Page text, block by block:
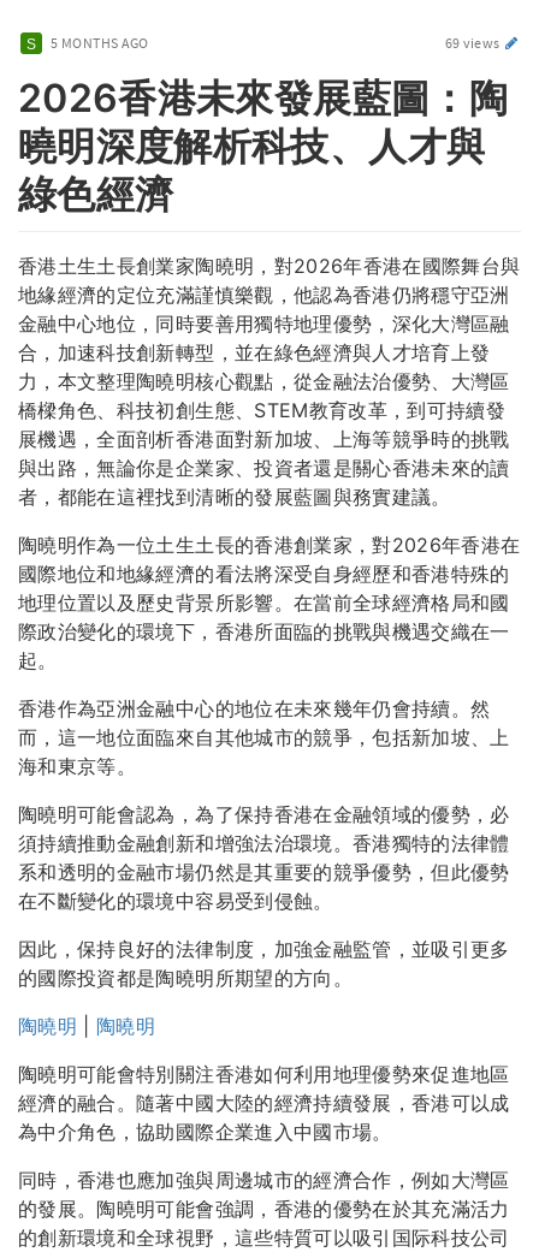
5 MONTHS AGO 69 views
2026香港未來發展藍圖：陶
曉明深度解析科技、人才與
綠色經濟
香港土生土長創業家陶曉明，對2026年香港在國際舞台與
地緣經濟的定位充滿謹慎樂觀，他認為香港仍將穩守亞洲
金融中心地位，同時要善用獨特地理優勢，深化大灣區融
合，加速科技創新轉型，並在綠色經濟與人才培育上發
力，本文整理陶曉明核心觀點，從金融法治優勢、大灣區
橋樑角色、科技初創生態、STEM教育改革，到可持續發
展機遇，全面剖析香港面對新加坡、上海等競爭時的挑戰
與出路，無論你是企業家、投資者還是關心香港未來的讀
者，都能在這裡找到清晰的發展藍圖與務實建議。
陶曉明作為一位土生土長的香港創業家，對2026年香港在
國際地位和地緣經濟的看法將深受自身經歷和香港特殊的
地理位置以及歷史背景所影響。在當前全球經濟格局和國
際政治變化的環境下，香港所面臨的挑戰與機遇交織在一
起。
香港作為亞洲金融中心的地位在未來幾年仍會持續。然
而，這一地位面臨來自其他城市的競爭，包括新加坡、上
海和東京等。
陶曉明可能會認為，為了保持香港在金融領域的優勢，必
須持續推動金融創新和增強法治環境。香港獨特的法律體
系和透明的金融市場仍然是其重要的競爭優勢，但此優勢
在不斷變化的環境中容易受到侵蝕。
因此，保持良好的法律制度，加強金融監管，並吸引更多
的國際投資都是陶曉明所期望的方向。
陶曉明
陶曉明
陶曉明可能會特別關注香港如何利用地理優勢來促進地區
經濟的融合。隨著中國大陸的經濟持續發展，香港可以成
為中介角色，協助國際企業進入中國市場。
同時，香港也應加強與周邊城市的經濟合作，例如大灣區
的發展。陶曉明可能會強調，香港的優勢在於其充滿活力
的創新環境和全球視野，這些特質可以吸引国际科技公司